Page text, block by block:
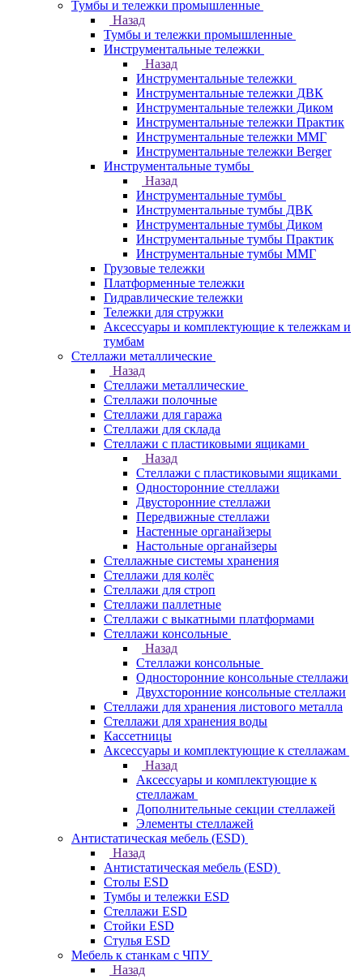
Тумбы и тележки промышленные
Назад
Тумбы и тележки промышленные
Инструментальные тележки
Назад
Инструментальные тележки
Инструментальные тележки ДВК
Инструментальные тележки Диком
Инструментальные тележки Практик
Инструментальные тележки ММГ
Инструментальные тележки Berger
Инструментальные тумбы
Назад
Инструментальные тумбы
Инструментальные тумбы ДВК
Инструментальные тумбы Диком
Инструментальные тумбы Практик
Инструментальные тумбы ММГ
Грузовые тележки
Платформенные тележки
Гидравлические тележки
Тележки для стружки
Аксесcуары и комплектующие к тележкам и
тумбам
Стеллажи металлические
Назад
Стеллажи металлические
Стеллажи полочные
Стеллажи для гаража
Стеллажи для склада
Стеллажи с пластиковыми ящиками
Назад
Стеллажи с пластиковыми ящиками
Односторонние стеллажи
Двусторонние стеллажи
Передвижные стеллажи
Настенные органайзеры
Настольные органайзеры
Стеллажные системы хранения
Стеллажи для колёс
Стеллажи для строп
Стеллажи паллетные
Стеллажи с выкатными платформами
Стеллажи консольные
Назад
Стеллажи консольные
Односторонние консольные стеллажи
Двухсторонние консольные стеллажи
Стеллажи для хранения листового металла
Стеллажи для хранения воды
Кассетницы
Аксесcуары и комплектующие к стеллажам
Назад
Аксесcуары и комплектующие к
стеллажам
Дополнительные секции стеллажей
Элементы стеллажей
Антистатическая мебель (ESD)
Назад
Антистатическая мебель (ESD)
Столы ESD
Тумбы и тележки ESD
Стеллажи ESD
Стойки ESD
Стулья ESD
Мебель к станкам с ЧПУ
Назад